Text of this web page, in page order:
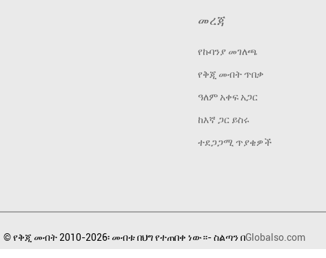
መረጃ
የኩባንያ መገለጫ
የቅጂ መብት ጥበቃ
ዓለም አቀፍ አጋር
ከእኛ ጋር ይስሩ
ተደጋጋሚ ጥያቄዎች
© የቅጂ መብት 2010-2026፡ መብቱ በህግ የተጠበቀ ነው።- ስልጣን በGlobalso.com